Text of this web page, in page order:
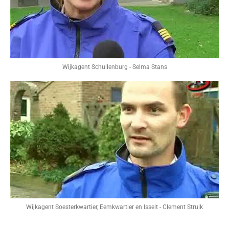
Wijkagent Schuilenburg - Selma Stans
Wijkagent Soesterkwartier, Eemkwartier en Isselt - Clement Struik